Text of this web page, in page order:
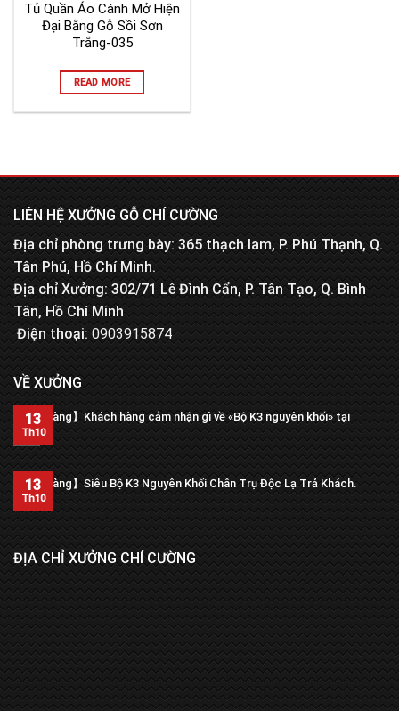
Tủ Quần Áo Cánh Mở Hiện
Đại Bằng Gỗ Sồi Sơn
Trắng-035
READ MORE
LIÊN HỆ XƯỞNG GỖ CHÍ CƯỜNG
Địa chỉ phòng trưng bày: 365 thạch lam, P. Phú Thạnh, Q.
Tân Phú, Hồ Chí Minh.
Địa chỉ Xưởng: 302/71 Lê Đình Cẩn, P. Tân Tạo, Q. Bình
Tân, Hồ Chí Minh
Điện thoại:0903915874
VỀ XƯỞNG
【Trả hàng】Khách hàng cảm nhận gì về «Bộ K3 nguyên khối» tại
xưởng?
13
Th10
【Trả hàng】Siêu Bộ K3 Nguyên Khối Chân Trụ Độc Lạ Trả Khách.
13
Th10
ĐỊA CHỈ XƯỞNG CHÍ CƯỜNG